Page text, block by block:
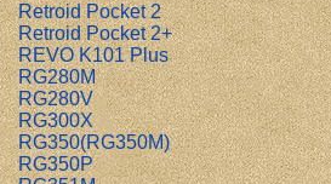
Retroid Pocket 2
Retroid Pocket 2+
REVO K101 Plus
RG280M
RG280V
RG300X
RG350(RG350M)
RG350P